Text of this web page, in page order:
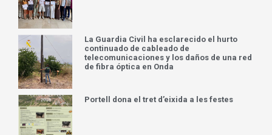
La Guardia Civil ha esclarecido el hurto
continuado de cableado de
telecomunicaciones y los daños de una red
de fibra óptica en Onda
Portell dona el tret d’eixida a les festes